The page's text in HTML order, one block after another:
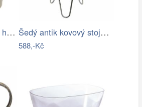
House Doctor Tmavě hnědý kameninový… Šedý antik kovový stojan na květiny - Ø…
588,-Kč